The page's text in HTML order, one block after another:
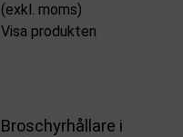
(exkl. moms)
Visa produkten
Broschyrhållare i